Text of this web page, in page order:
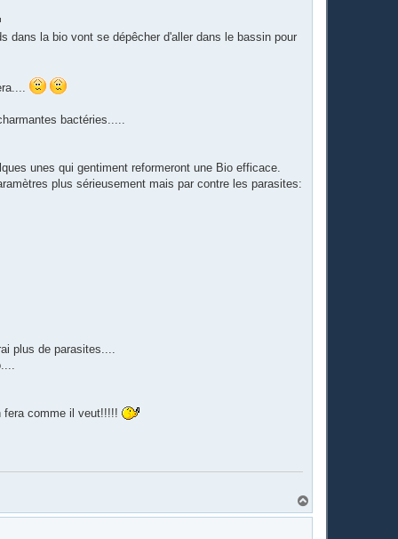
dans la bio vont se dépêcher d'aller dans le bassin pour
bactéries.....
unes qui gentiment reformeront une Bio efficace.
plus sérieusement mais par contre les parasites:
plus de parasites....
fera comme il veut!!!!!
a